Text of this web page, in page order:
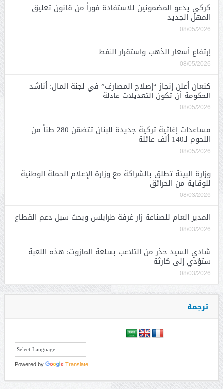
كركي يدعو المضمونين للاستفادة فوراً من قانون تعليق
المهل الجديد
08/05/2026
إرتفاع أسعار الذهب واستقرار النفط
08/05/2026
كنعان أعلن إنجاز “إصلاح المصارف” في لجنة المال: أناشد
الحكومة أن تكون التعديلات عادلة
08/05/2026
مساعدات إغاثية تركية جديدة للبنان تتضمّن 280 طناً من
اللحوم لـ140 ألف عائلة
08/05/2026
وزارة البيئة تطلق بالشراكة مع وزارة الإعلام الحملة الوطنية
للوقاية من الحرائق
08/03/2026
المدير العام للصناعة زار غرفة طرابلس وبحث سبل دعم القطاع
08/03/2026
شادي السيد حذر من التلاعب بسلعة المازوت: هذه اللعبة
ستؤدي إلى كارثة
08/03/2026
ترجمة
Powered by Translate